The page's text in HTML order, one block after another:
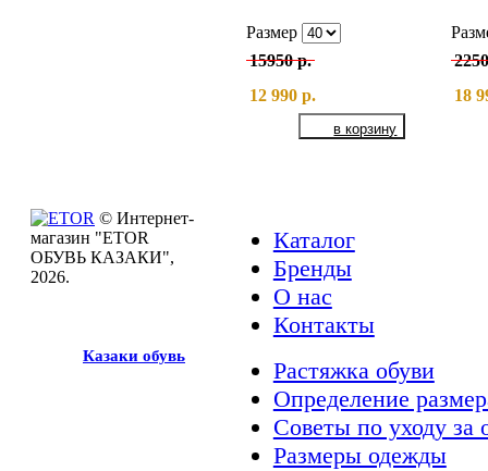
Размер
15950 р.
12 990 р.
18
© Интернет-
магазин "ETOR
ОБУВЬ КАЗАКИ",
2026.
Казаки обувь
Каталог
Бренды
О нас
Контакты
Растяжка обуви
Определение
Советы по уходу за
Размеры одежды